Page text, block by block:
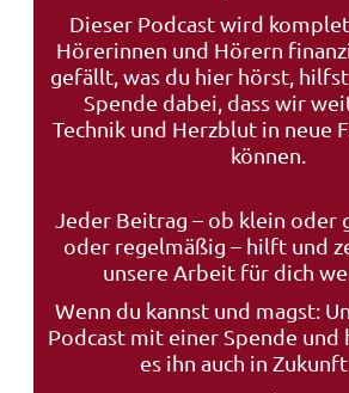
Dieser Podcast wird
Hörerinnen und Hörern
gefällt, was du hier hörst,
Spende dabei, dass wir
Technik und Herzblut in neue
können.
Jeder Beitrag – ob klein oder
oder regelmäßig – hilft und
unsere Arbeit für dich
Wenn du kannst und magst:
Podcast mit einer Spende und
es ihn auch in